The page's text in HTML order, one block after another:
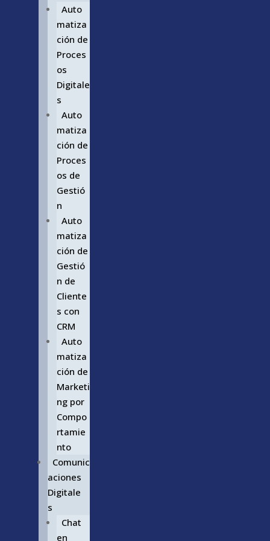
Auto
matiza
ción de
Proces
os
Digitale
s
Auto
matiza
ción de
Proces
os de
Gestió
n
Auto
matiza
ción de
Gestió
n de
Cliente
s con
CRM
Auto
matiza
ción de
Marketi
ng por
Compo
rtamie
nto
Comunic
aciones
Digitale
s
Chat
en